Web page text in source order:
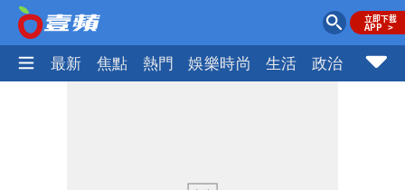
最新 焦點 熱門 娛樂時尚 生活 政治 社會